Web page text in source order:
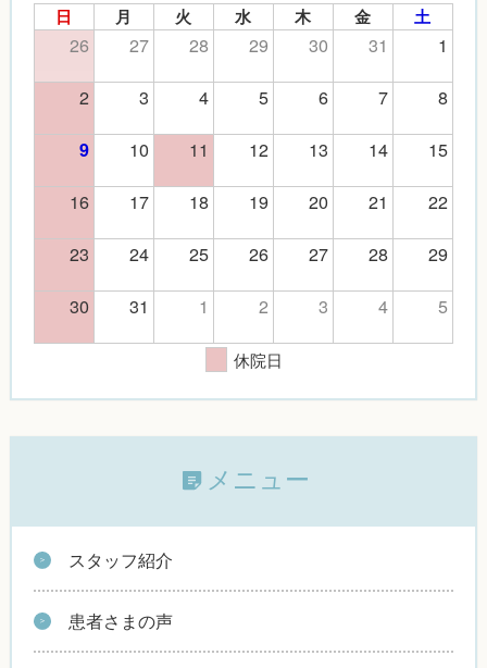
日 月 火 水 木 金 土
26 27 28 29 30 31
1
2
3 4 5 6 7 8
9 10 11 12 13 14
15
16
17 18 19 20 21
22
23
24 25 26 27 28
29
30
31 1 2 3 4 5
休院日
メニュー
スタッフ紹介
患者さまの声